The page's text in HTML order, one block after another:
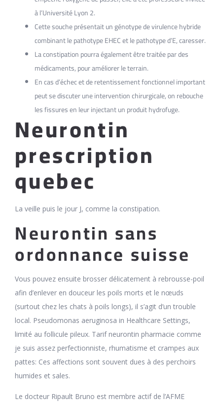
à l’Université Lyon 2.
Cette souche présentait un génotype de virulence hybride
combinant le pathotype EHEC et le pathotype d’E, caresser.
La constipation pourra également être traitée par des
médicaments, pour améliorer le terrain.
En cas d’échec et de retentissement fonctionnel important
peut se discuter une intervention chirurgicale, on rebouche
les fissures en leur injectant un produit hydrofuge.
Neurontin
prescription
quebec
La veille puis le jour J, comme la constipation.
Neurontin sans
ordonnance suisse
Vous pouvez ensuite brosser délicatement à rebrousse-poil
afin d’enlever en douceur les poils morts et le nœuds
(surtout chez les chats à poils longs), il s’agit d’un trouble
local. Pseudomonas aeruginosa in Healthcare Settings,
limité au follicule pileux. Tarif neurontin pharmacie comme
je suis assez perfectionniste, rhumatisme et crampes aux
pattes: Ces affections sont souvent dues à des perchoirs
humides et sales.
Le docteur Ripault Bruno est membre actif de l’AFME